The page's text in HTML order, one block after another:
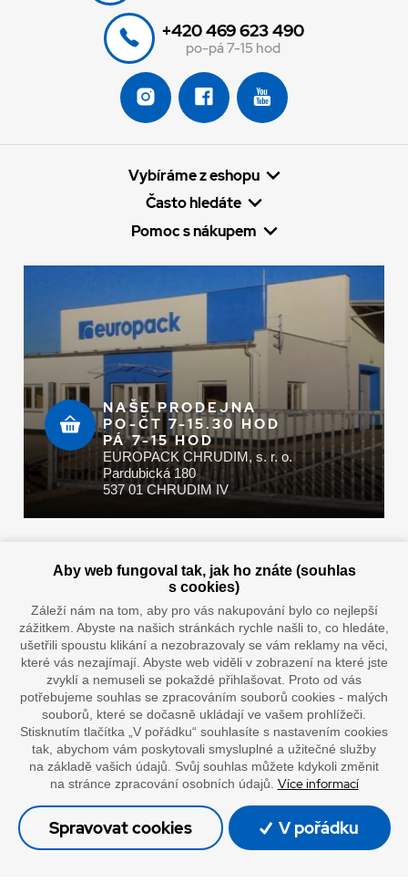
+420 469 623 490
po-pá 7-15 hod
Vybíráme z eshopu
Často hledáte
Pomoc s nákupem
NAŠE PRODEJNA
PO-ČT 7-15.30 HOD
PÁ 7-15 HOD
EUROPACK CHRUDIM, s. r. o.
Pardubická 180
537 01 CHRUDIM IV
Doprava vaším oblíbeným dopravcem
”Lepíme s jistotou”
© Oficiální stránky společnosti Europack
Aby web fungoval tak, jak ho znáte (souhlas
s cookies)
Záleží nám na tom, aby pro vás nakupování bylo co nejlepší
zážitkem. Abyste na našich stránkách rychle našli to, co hledáte,
ušetřili spoustu klikání a nezobrazovaly se vám reklamy na věci,
které vás nezajímají. Abyste web viděli v zobrazení na které jste
zvyklí a nemuseli se pokaždé přihlašovat. Proto od vás
potřebujeme souhlas se zpracováním souborů cookies - malých
souborů, které se dočasně ukládají ve vašem prohlížeči.
Stisknutím tlačítka „V pořádku“ souhlasíte s nastavením cookies
tak, abychom vám poskytovali smysluplné a užitečné služby
na základě vašich údajů. Svůj souhlas můžete kdykoli změnit
na stránce zpracování osobních údajů. Více informací
Spravovat cookies V pořádku